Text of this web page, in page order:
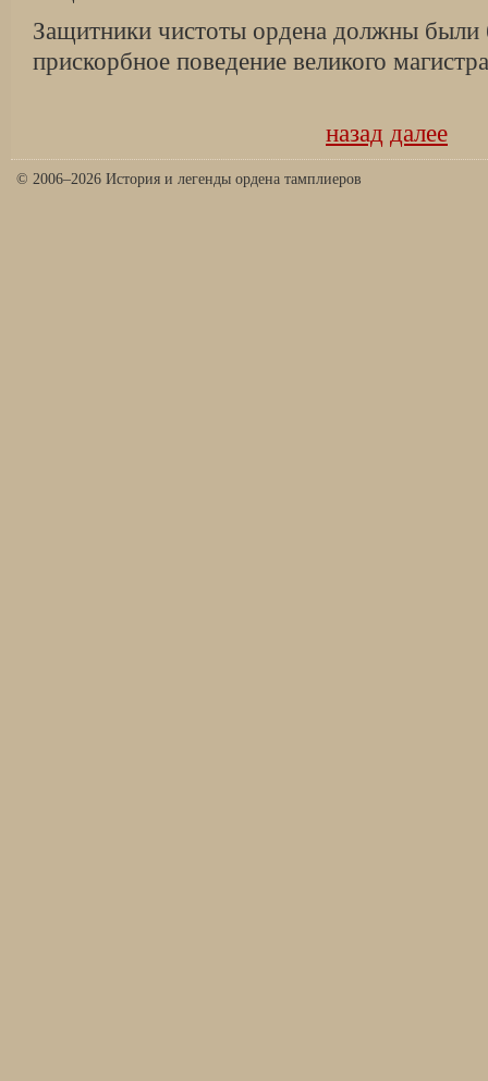
Защитники чистоты ордена должны были
прискорбное поведение великого
назад далее
© 2006–2026 История и легенды ордена тамплиеров